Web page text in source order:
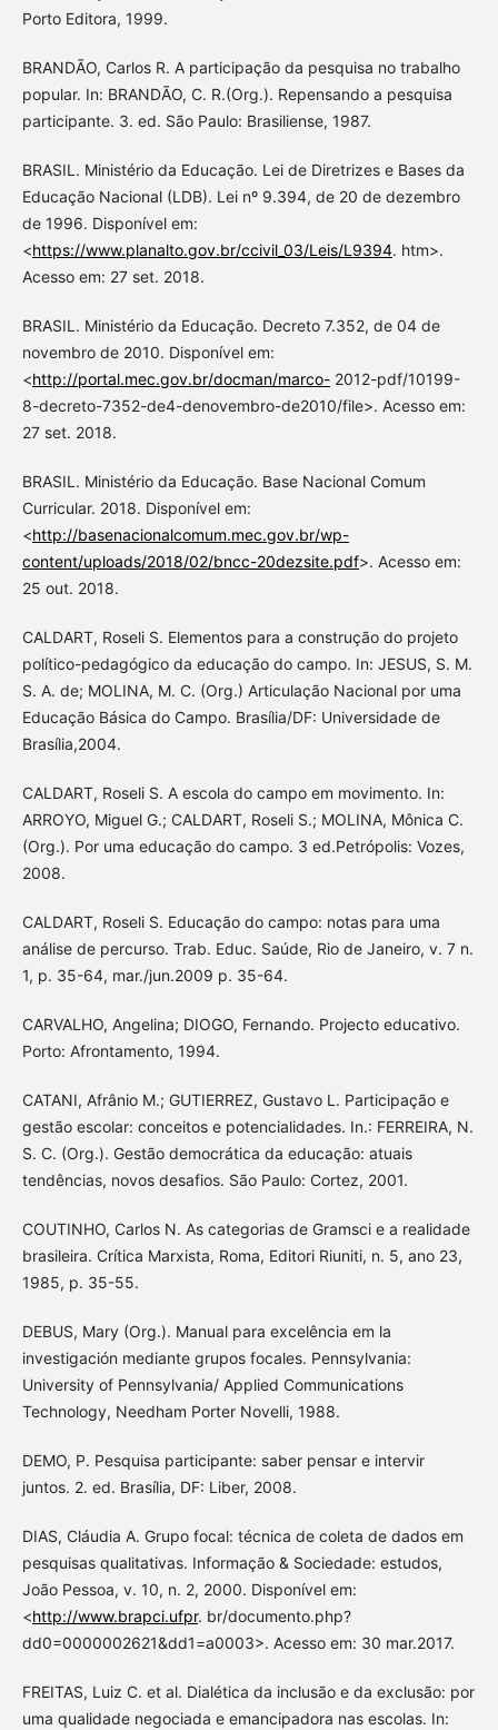
Porto Editora, 1999.
BRANDÃO, Carlos R. A participação da pesquisa no trabalho
popular. In: BRANDÃO, C. R.(Org.). Repensando a pesquisa
participante. 3. ed. São Paulo: Brasiliense, 1987.
BRASIL. Ministério da Educação. Lei de Diretrizes e Bases da
Educação Nacional (LDB). Lei nº 9.394, de 20 de dezembro
de 1996. Disponível em:
<https://www.planalto.gov.br/ccivil_03/Leis/L9394. htm>.
Acesso em: 27 set. 2018.
BRASIL. Ministério da Educação. Decreto 7.352, de 04 de
novembro de 2010. Disponível em:
<http://portal.mec.gov.br/docman/marco-2012-pdf/10199-
8-decreto-7352-de4-denovembro-de2010/file>. Acesso em:
27 set. 2018.
BRASIL. Ministério da Educação. Base Nacional Comum
Curricular. 2018. Disponível em:
<http://basenacionalcomum.mec.gov.br/wp-
content/uploads/2018/02/bncc-20dezsite.pdf>. Acesso em:
25 out. 2018.
CALDART, Roseli S. Elementos para a construção do projeto
político-pedagógico da educação do campo. In: JESUS, S. M.
S. A. de; MOLINA, M. C. (Org.) Articulação Nacional por uma
Educação Básica do Campo. Brasília/DF: Universidade de
Brasília,2004.
CALDART, Roseli S. A escola do campo em movimento. In:
ARROYO, Miguel G.; CALDART, Roseli S.; MOLINA, Mônica C.
(Org.). Por uma educação do campo. 3 ed.Petrópolis: Vozes,
2008.
CALDART, Roseli S. Educação do campo: notas para uma
análise de percurso. Trab. Educ. Saúde, Rio de Janeiro, v. 7 n.
1, p. 35-64, mar./jun.2009 p. 35-64.
CARVALHO, Angelina; DIOGO, Fernando. Projecto educativo.
Porto: Afrontamento, 1994.
CATANI, Afrânio M.; GUTIERREZ, Gustavo L. Participação e
gestão escolar: conceitos e potencialidades. In.: FERREIRA, N.
S. C. (Org.). Gestão democrática da educação: atuais
tendências, novos desafios. São Paulo: Cortez, 2001.
COUTINHO, Carlos N. As categorias de Gramsci e a realidade
brasileira. Crítica Marxista, Roma, Editori Riuniti, n. 5, ano 23,
1985, p. 35-55.
DEBUS, Mary (Org.). Manual para excelência em la
investigación mediante grupos focales. Pennsylvania:
University of Pennsylvania/ Applied Communications
Technology, Needham Porter Novelli, 1988.
DEMO, P. Pesquisa participante: saber pensar e intervir
juntos. 2. ed. Brasília, DF: Liber, 2008.
DIAS, Cláudia A. Grupo focal: técnica de coleta de dados em
pesquisas qualitativas. Informação & Sociedade: estudos,
João Pessoa, v. 10, n. 2, 2000. Disponível em:
<http://www.brapci.ufpr. br/documento.php?
dd0=0000002621&dd1=a0003>. Acesso em: 30 mar.2017.
FREITAS, Luiz C. et al. Dialética da inclusão e da exclusão: por
uma qualidade negociada e emancipadora nas escolas. In: